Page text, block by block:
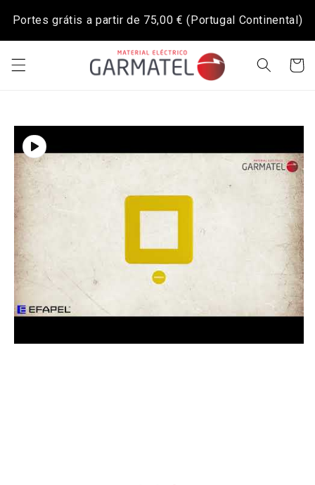
Portes grátis a partir de 75,00 € (Portugal Continental)
para o
conteúdo
informação
do produto